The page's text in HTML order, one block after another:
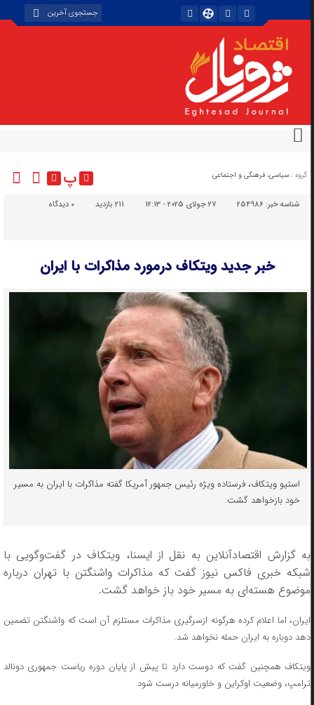
گروه : سیاسی، فرهنگی و اجتماعی پ
شناسه خبر:254986 27 جولای 2025 - 12:13 211 بازدید دیدگاه
خبر جدید ویتکاف درمورد مذاکرات با ایران
استیو ویتکاف، فرستاده ویژه رئیس جمهور آمریکا گفته مذاکرات با ایران به مسیر
خود بازخواهد گشت.
به گزارش اقتصادآنلاین به نقل از ایسنا، ویتکاف در گفت‌وگویی با
شبکه خبری فاکس نیوز گفت که مذاکرات واشنگتن با تهران درباره
موضوع هسته‌ای به مسیر خود باز خواهد گشت.
ایران، اما اعلام کرده هرگونه ازسرگیری مذاکرات مستلزم آن است که واشنگتن تضمین
دهد دوباره به ایران حمله نخواهد شد.
ویتکاف همچنین گفت که دوست دارد تا پیش از پایان دوره ریاست جمهوری دونالد
ترامپ، وضعیت اوکراین و خاورمیانه درست شود.